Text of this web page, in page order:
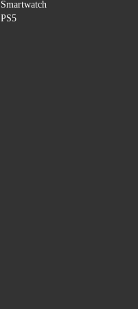
Smartwatch
PS5